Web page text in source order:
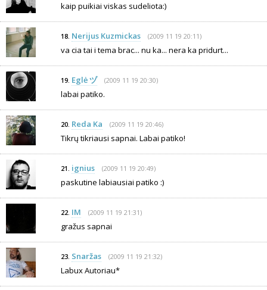
kaip puikiai viskas sudeliota:)
18. Nerijus Kuzmickas (2009 11 19 20:11)
va cia tai i tema brac... nu ka... nera ka pridurt...
19. Eglė ヅ (2009 11 19 20:30)
labai patiko.
20. Reda Ka (2009 11 19 20:46)
Tikrų tikriausi sapnai. Labai patiko!
21. ignius (2009 11 19 20:49)
paskutine labiausiai patiko :)
22. IM (2009 11 19 21:31)
gražus sapnai
23. Snaržas (2009 11 19 21:32)
Labux Autoriau*